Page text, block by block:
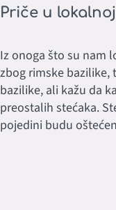
Priče u
Iz onoga što su nam
zbog rimske bazilike,
bazilike, ali kažu da
preostalih stećaka.
pojedini budu